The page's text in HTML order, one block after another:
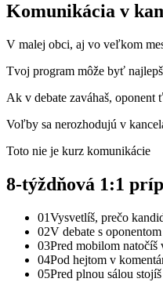
Komunikácia v
V malej obci, aj vo veľkom
Tvoj program môže byť
Ak v debate zaváhaš,
Voľby sa nerozhodujú v
Toto nie je kurz komunikácie
8-týždňová 1:1
01Vysvetlíš, prečo
02V debate s
03Pred mobilom
04Pod hejtom v
05Pred plnou sálou